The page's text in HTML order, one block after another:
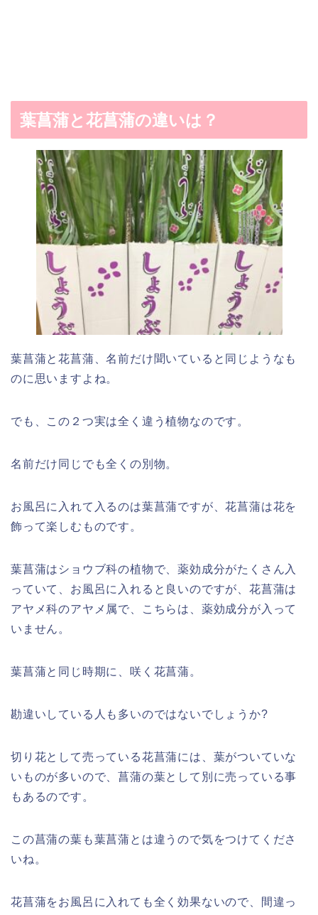
葉菖蒲と花菖蒲の違いは？
葉菖蒲と花菖蒲、名前だけ聞いていると同じようなも
のに思いますよね。
でも、この２つ実は全く違う植物なのです。
名前だけ同じでも全くの別物。
お風呂に入れて入るのは葉菖蒲ですが、花菖蒲は花を
飾って楽しむものです。
葉菖蒲はショウブ科の植物で、薬効成分がたくさん入
っていて、お風呂に入れると良いのですが、花菖蒲は
アヤメ科のアヤメ属で、こちらは、薬効成分が入って
いません。
葉菖蒲と同じ時期に、咲く花菖蒲。
勘違いしている人も多いのではないでしょうか?
切り花として売っている花菖蒲には、葉がついていな
いものが多いので、菖蒲の葉として別に売っている事
もあるのです。
この菖蒲の葉も葉菖蒲とは違うので気をつけてくださ
いね。
花菖蒲をお風呂に入れても全く効果ないので、間違っ